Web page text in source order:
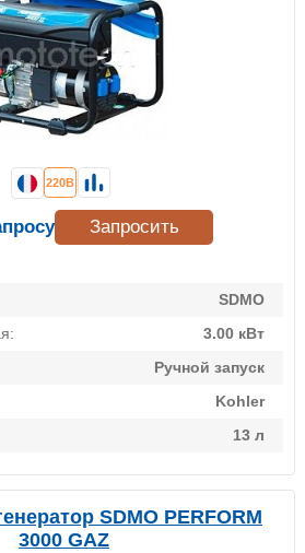
SDMO
3.00 кВт
Ручной запуск
Kohler
13 л
220В
Запросить
SDMO PERFORM
3000 GAZ